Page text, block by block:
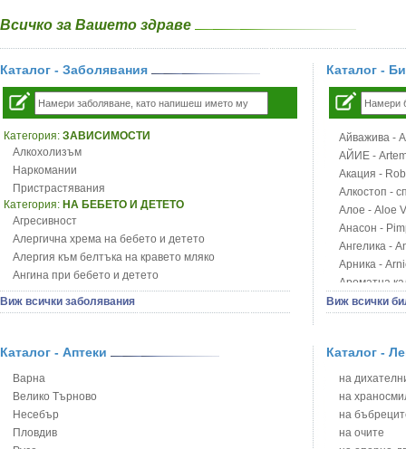
Всичко за Вашето здраве
Каталог - Заболявания
Категория: ЗАВИСИМОСТИ
Алкохолизъм
Наркомании
Пристрастявания
Категория: НА БЕБЕТО И ДЕТЕТО
Агресивност
Алергична хрема на бебето и детето
Алергия към белтъка на кравето мляко
Ангина при бебето и детето
Анемия при бебето и детето
Апетит - пълни деца
Безапетитие при бебето и детето
Бронхит и пневмония при деца
Варицела
Висока температура на бебето и детето
Възпаление на ушите на бебето и детето
Виж всички заболявания
Каталог -
Айважива -
АЙИЕ -
Акация -
Алкостоп -
Алое - Aloe
Анасон -
Ангелика -
Арника -
Ароматна
Арония -
Блатен аир
Блатен
Блян
Бобови
Божур -
Борови
Виж всички
Каталог - Аптеки
Варна
Велико Търново
Несебър
Пловдив
Каталог -
на
на
на
на очите